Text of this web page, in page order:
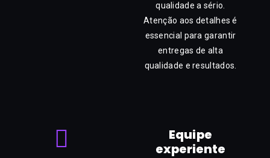
qualidade a sério.
Atenção aos detalhes é
essencial para garantir
entregas de alta
qualidade e resultados.
Equipe
experiente